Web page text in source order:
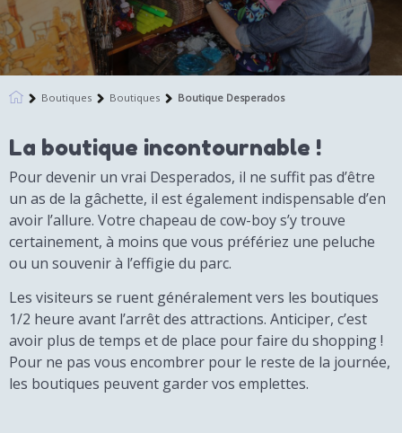
Boutiques Boutiques Boutique Desperados
La boutique incontournable !
Pour devenir un vrai Desperados, il ne suffit pas d’être
un as de la gâchette, il est également indispensable d’en
avoir l’allure. Votre chapeau de cow-boy s’y trouve
certainement, à moins que vous préfériez une peluche
ou un souvenir à l’effigie du parc.
Les visiteurs se ruent généralement vers les boutiques
1/2 heure avant l’arrêt des attractions. Anticiper, c’est
avoir plus de temps et de place pour faire du shopping !
Pour ne pas vous encombrer pour le reste de la journée,
les boutiques peuvent garder vos emplettes.